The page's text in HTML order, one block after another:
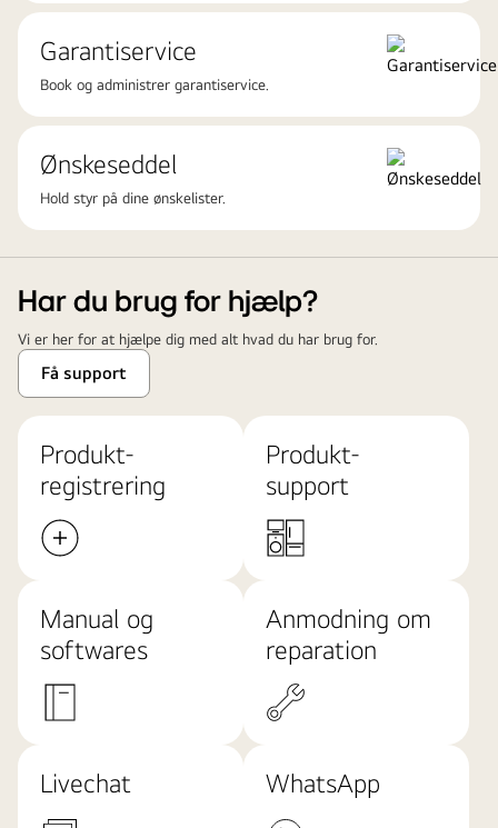
Garantiservice
Book og administrer garantiservice.
Ønskeseddel
Hold styr på dine ønskelister.
Har du brug for hjælp?
Vi er her for at hjælpe dig med alt hvad du har brug for.
Få support
Produkt-
registrering
Produkt-
support
Manual og
softwares
Anmodning om
reparation
Livechat WhatsApp